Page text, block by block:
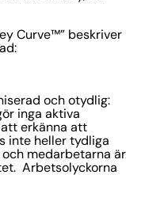
Curve™” beskriver
och otydlig:
inga aktiva
erkänna att
inte heller tydliga
medarbetarna är
Arbetsolyckorna